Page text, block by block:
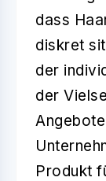
dass
diskret
der
der
Produkt